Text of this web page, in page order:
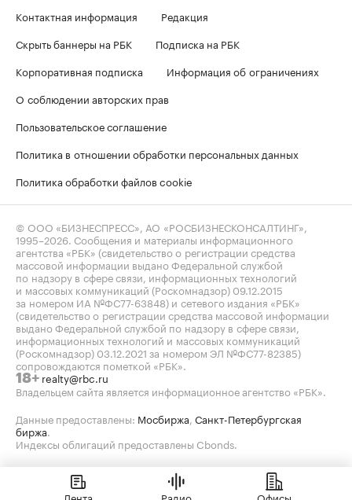
Контактная информация
Редакция
Скрыть баннеры на РБК
Подписка на РБК
Корпоративная подписка
Информация об ограничениях
О соблюдении авторских прав
Пользовательское соглашение
Политика в отношении обработки персональных данных
Политика обработки файлов cookie
© ООО «БИЗНЕСПРЕСС», АО «РОСБИЗНЕСКОНСАЛТИНГ»,
1995–2026 . Сообщения и материалы информационного
агентства «РБК» (свидетельство о регистрации средства
массовой информации выдано Федеральной службой
по надзору в сфере связи, информационных технологий
и массовых коммуникаций (Роскомнадзор) 09.12.2015
за номером ИА №ФС77-63848) и сетевого издания «РБК»
(свидетельство о регистрации средства массовой информации
выдано Федеральной службой по надзору в сфере связи,
информационных технологий и массовых коммуникаций
(Роскомнадзор) 03.12.2021 за номером ЭЛ №ФС77-82385)
сопровождаются пометкой «РБК».
18+ realty@rbc.ru
Владельцем сайта является информационное агентство «РБК».
Данные предоставлены: Мосбиржа Санкт-Петербургская
биржа
Индексы облигаций предоставлены Cbonds.
Лента Радио Офисы